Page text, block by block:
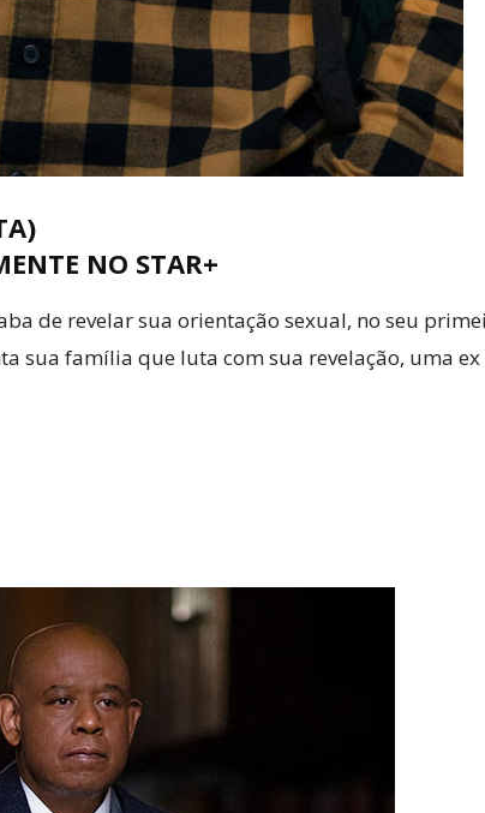
NO STAR+
de revelar sua orientação sexual, no seu
sua família que luta com sua revelação, uma